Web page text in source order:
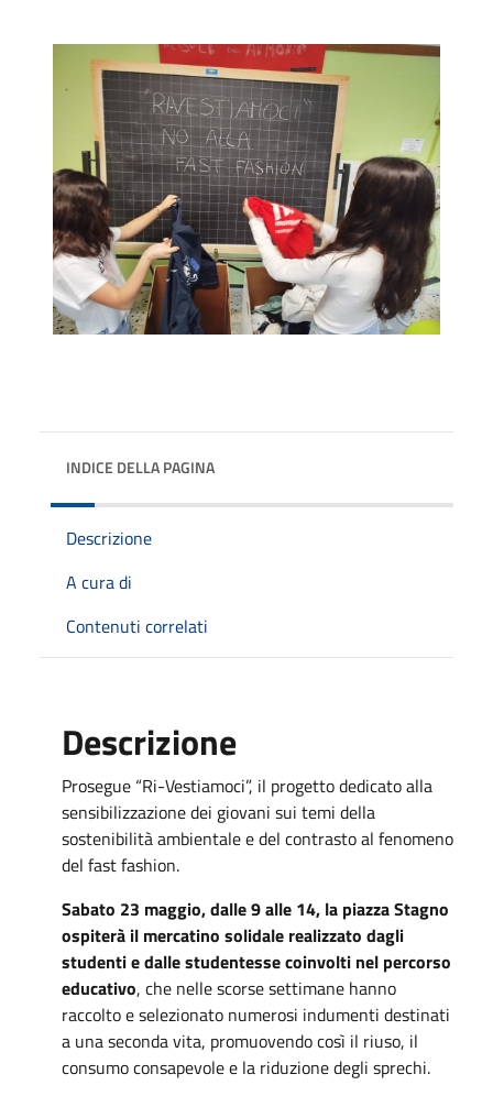
INDICE DELLA PAGINA
Descrizione
A cura di
Contenuti correlati
Descrizione
Prosegue “Ri-Vestiamoci”, il progetto dedicato alla
sensibilizzazione dei giovani sui temi della
sostenibilità ambientale e del contrasto al fenomeno
del fast fashion.
Sabato 23 maggio, dalle 9 alle 14, la piazza Stagno
ospiterà il mercatino solidale realizzato dagli
studenti e dalle studentesse coinvolti nel percorso
educativo, che nelle scorse settimane hanno
raccolto e selezionato numerosi indumenti destinati
a una seconda vita, promuovendo così il riuso, il
consumo consapevole e la riduzione degli sprechi.